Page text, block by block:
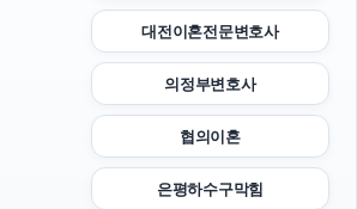
대전이혼전문변호사
의정부변호사
협의이혼
은평하수구막힘